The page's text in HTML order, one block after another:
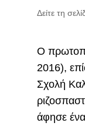
Δείτε τη
Ο
2016),
Σχολή
άφησε